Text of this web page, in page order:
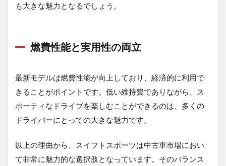
と年
式の
2.2
エン
ジン
とメ
ンテ
歴を
確認
も大きな魅力となるでしょう。
燃費性能と実用性の両立
最新モデルは燃費性能が向上しており、経済的に利用で
きることがポイントです。低い維持費でありながら、ス
ポーティなドライブを楽しむことができるのは、多くの
ドライバーにとっての大きな魅力です。
以上の理由から、スイフトスポーツは中古車市場におい
て非常に魅力的な選択肢となっています。そのバランス